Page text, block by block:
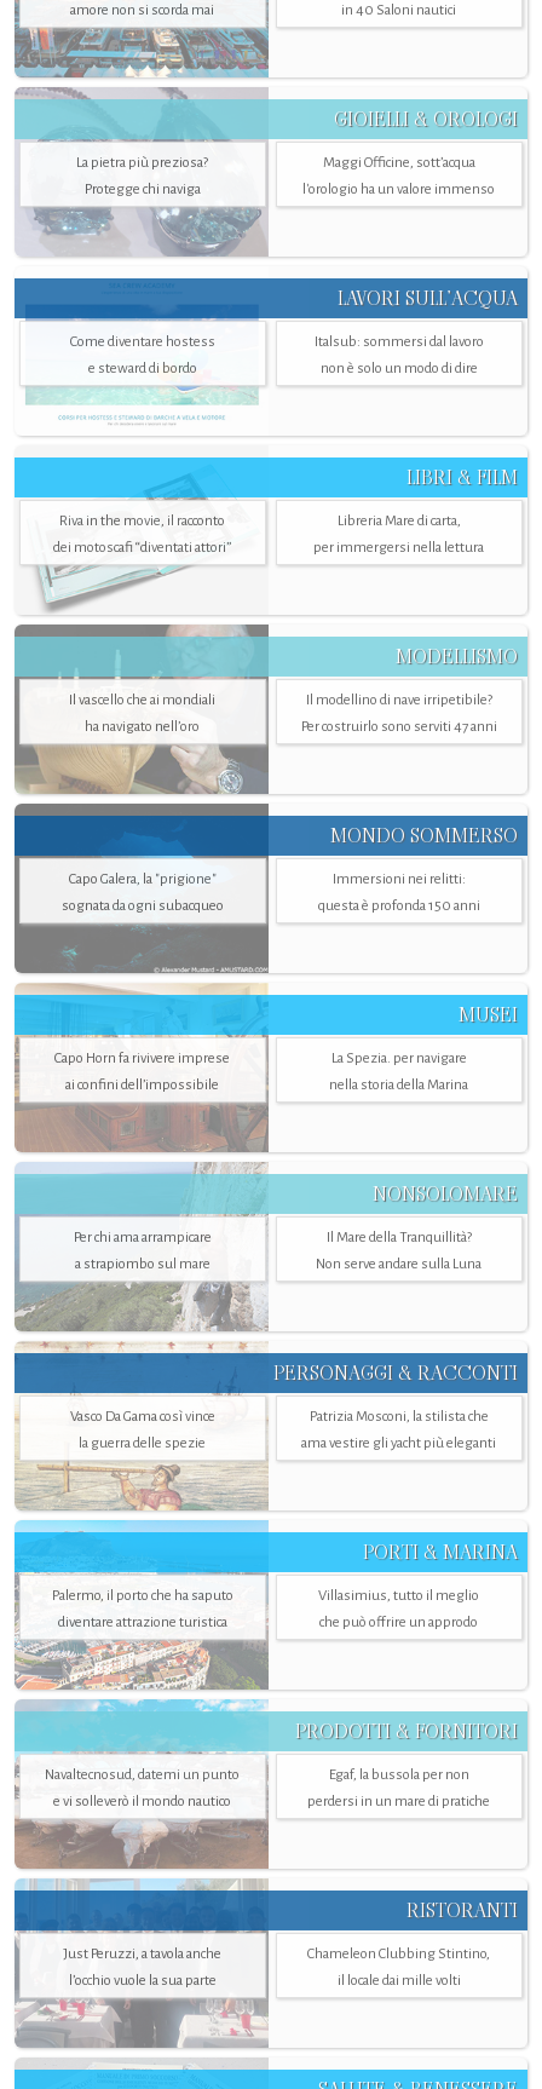
amore non si scorda mai
in 40 Saloni nautici
GIOIELLI & OROLOGI
La pietra più preziosa?
Protegge chi naviga
Maggi Officine, sott’acqua
l'orologio ha un valore immenso
LAVORI SULL’ACQUA
Come diventare hostess
e steward di bordo
Italsub: sommersi dal lavoro
non è solo un modo di dire
LIBRI & FILM
Riva in the movie, il racconto
dei motoscafi “diventati attori”
Libreria Mare di carta,
per immergersi nella lettura
MODELLISMO
Il vascello che ai mondiali
ha navigato nell’oro
Il modellino di nave irripetibile?
Per costruirlo sono serviti 47 anni
MONDO SOMMERSO
Capo Galera, la "prigione"
sognata da ogni subacqueo
Immersioni nei relitti:
questa è profonda 150 anni
MUSEI
Capo Horn fa rivivere imprese
ai confini dell’impossibile
La Spezia. per navigare
nella storia della Marina
NONSOLOMARE
Per chi ama arrampicare
a strapiombo sul mare
Il Mare della Tranquillità?
Non serve andare sulla Luna
PERSONAGGI & RACCONTI
Vasco Da Gama così vince
la guerra delle spezie
Patrizia Mosconi, la stilista che
ama vestire gli yacht più eleganti
PORTI & MARINA
Palermo, il porto che ha saputo
diventare attrazione turistica
Villasimius, tutto il meglio
che può offrire un approdo
PRODOTTI & FORNITORI
Navaltecnosud, datemi un punto
e vi solleverò il mondo nautico
Egaf, la bussola per non
perdersi in un mare di pratiche
RISTORANTI
Just Peruzzi, a tavola anche
l’occhio vuole la sua parte
Chameleon Clubbing Stintino,
il locale dai mille volti